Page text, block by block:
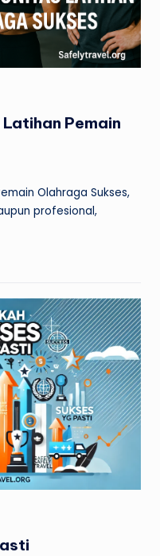
Pemain
Olahraga Sukses,
profesional,